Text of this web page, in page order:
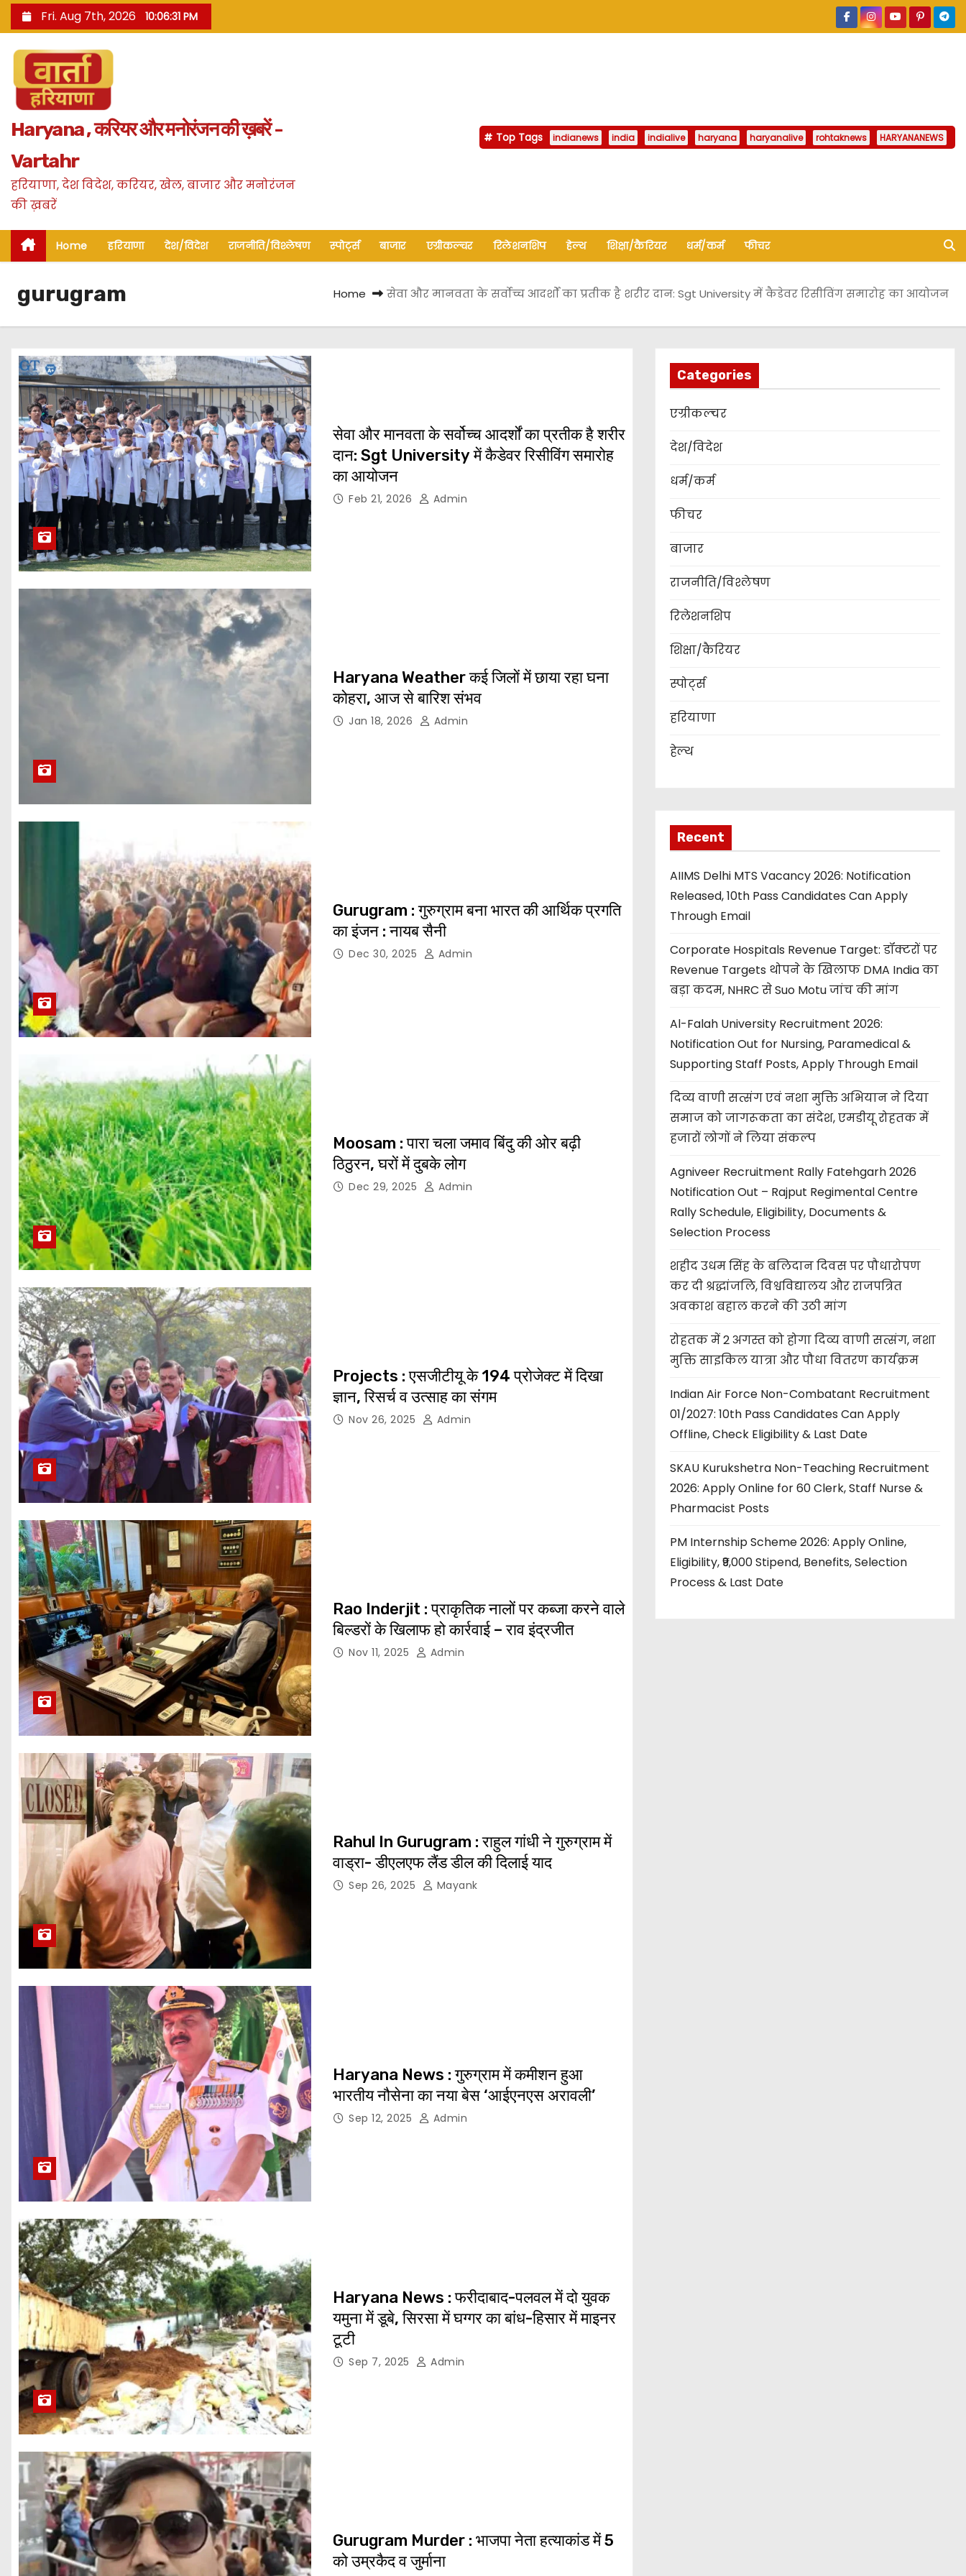
k
n
Fri. Aug 7th, 2026 10:06:33 PM
Haryana , करियर और मनोरंजन की ख़बरें -
Vartahr
हरियाणा, देश विदेश, करियर, खेल, बाजार और मनोरंजन
की ख़बरें
Top Tags indianews india indialive haryana haryanalive rohtaknews HARYANANEWS
Home हरियाणा देश/विदेश राजनीति/विश्लेषण स्पोर्ट्स बाजार एग्रीकल्चर रिलेशनशिप हेल्थ शिक्षा/कैरियर धर्म/कर्म फीचर
gurugram Home सेवा और मानवता के सर्वोच्च आदर्शों का प्रतीक है शरीर दान: Sgt University में कैडेवर रिसीविंग समारोह का आयोजन
सेवा और मानवता के सर्वोच्च आदर्शों का प्रतीक है शरीर
दान: Sgt University में कैडेवर रिसीविंग समारोह
का आयोजन
Feb 21, 2026 Admin
Haryana Weather कई जिलों में छाया रहा घना
कोहरा, आज से बारिश संभव
Jan 18, 2026 Admin
Gurugram : गुरुग्राम बना भारत की आर्थिक प्रगति
का इंजन : नायब सैनी
Dec 30, 2025 Admin
Moosam : पारा चला जमाव बिंदु की ओर बढ़ी
ठिठुरन, घरों में दुबके लोग
Dec 29, 2025 Admin
Projects : एसजीटीयू के 194 प्रोजेक्ट में दिखा
ज्ञान, रिसर्च व उत्साह का संगम
Nov 26, 2025 Admin
Rao Inderjit : प्राकृतिक नालों पर कब्जा करने वाले
बिल्डरों के खिलाफ हो कार्रवाई – राव इंद्रजीत
Nov 11, 2025 Admin
Rahul In Gurugram : राहुल गांधी ने गुरुग्राम में
वाड्रा- डीएलएफ लैंड डील की दिलाई याद
Sep 26, 2025 Mayank
Haryana News : गुरुग्राम में कमीशन हुआ
भारतीय नौसेना का नया बेस ‘आईएनएस अरावली’
Sep 12, 2025 Admin
Haryana News : फरीदाबाद-पलवल में दो युवक
यमुना में डूबे, सिरसा में घग्गर का बांध-हिसार में माइनर
टूटी
Sep 7, 2025 Admin
Gurugram Murder : भाजपा नेता हत्याकांड में 5
को उम्रकैद व जुर्माना
Categories
एग्रीकल्चर
देश/विदेश
धर्म/कर्म
फीचर
बाजार
राजनीति/विश्लेषण
रिलेशनशिप
शिक्षा/कैरियर
स्पोर्ट्स
हरियाणा
हेल्थ
Recent
AIIMS Delhi MTS Vacancy 2026: Notification
Released, 10th Pass Candidates Can Apply
Through Email
Corporate Hospitals Revenue Target: डॉक्टरों पर
Revenue Targets थोपने के खिलाफ DMA India का
बड़ा कदम, NHRC से Suo Motu जांच की मांग
Al-Falah University Recruitment 2026:
Notification Out for Nursing, Paramedical &
Supporting Staff Posts, Apply Through Email
दिव्य वाणी सत्संग एवं नशा मुक्ति अभियान ने दिया
समाज को जागरूकता का संदेश, एमडीयू रोहतक में
हजारों लोगों ने लिया संकल्प
Agniveer Recruitment Rally Fatehgarh 2026
Notification Out – Rajput Regimental Centre
Rally Schedule, Eligibility, Documents &
Selection Process
शहीद उधम सिंह के बलिदान दिवस पर पौधारोपण
कर दी श्रद्धांजलि, विश्वविद्यालय और राजपत्रित
अवकाश बहाल करने की उठी मांग
रोहतक में 2 अगस्त को होगा दिव्य वाणी सत्संग, नशा
मुक्ति साइकिल यात्रा और पौधा वितरण कार्यक्रम
Indian Air Force Non-Combatant Recruitment
01/2027: 10th Pass Candidates Can Apply
Offline, Check Eligibility & Last Date
SKAU Kurukshetra Non-Teaching Recruitment
2026: Apply Online for 60 Clerk, Staff Nurse &
Pharmacist Posts
PM Internship Scheme 2026: Apply Online,
Eligibility, ₹9,000 Stipend, Benefits, Selection
Process & Last Date